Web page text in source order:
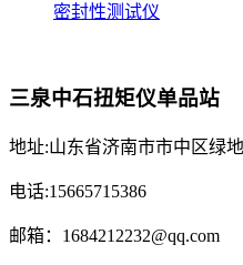
密封性测试仪
三泉中石扭矩仪单品站
地址:山东省济南市市中区绿
电话:15665715386
邮箱：1684212232@qq.com